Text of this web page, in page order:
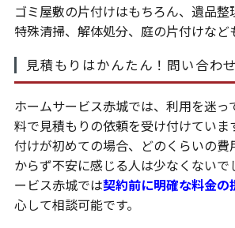
ゴミ屋敷の片付けはもちろん、遺品整
特殊清掃、解体処分、庭の片付けなど
見積もりはかんたん！問い合わ
ホームサービス赤城では、利用を迷っ
料で見積もりの依頼を受け付けていま
付けが初めての場合、どのくらいの費
からず不安に感じる人は少なくないで
ービス赤城では契約前に明確な料金の
心して相談可能です。